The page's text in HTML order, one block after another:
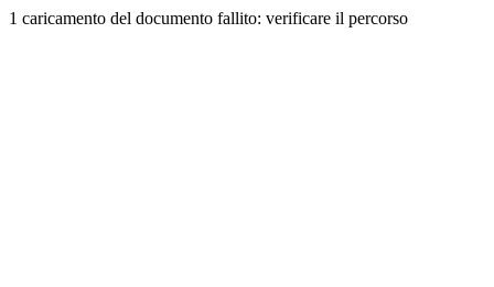
1 caricamento del documento fallito: verificare il percorso